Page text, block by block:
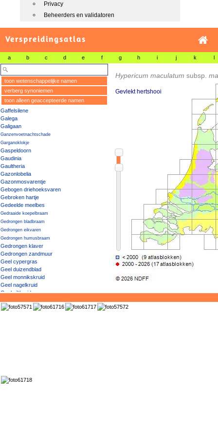
Privacy
Beheerders en validatoren
Verspreidingsatlas
a b c d e f g h i j k l
toon wetenschappelijke namen
verberg synoniemen
toon alleen geaccepteerde namen
Gaffelsilene
Galega
Galigaan
Ganzenvoetnachtschade
Garganoklokje
Gaspeldoorn
Gaudinia
Gaultheria
Gazonlobelia
Gazonmosvarentje
Gebogen driehoeksvaren
Gebroken hartje
Gedeelde meelbes
Gedraaide koepelbraam
Gedrongen bladbraam
Gedrongen eikvaren
Gedrongen humusbraam
Gedrongen klaver
Gedrongen zandmuur
Geel cypergras
Geel duizendblad
Geel monnikskruid
Geel nagelkruid
Geel viltkruid
Geel vogelpootje
Geelgroene zegge × Gele zegge
Hypericum maculatum subsp.
Gevlekt hertshooi